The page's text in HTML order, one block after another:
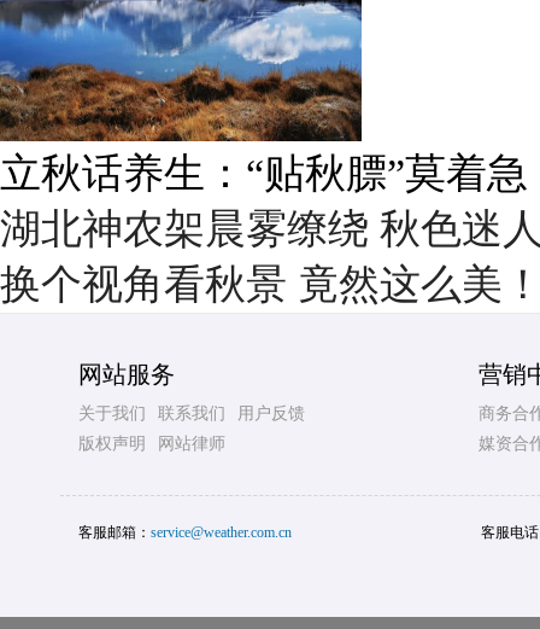
雨后峨眉沟壑尽显 金顶显真
湖北神农架晨雾缭绕 秋色迷
换个视角看秋景 竟然这么美
网站服务
关于我们 联系我们
用户反馈
版权声明
网站律师
营销
商务合
媒资合
客服邮箱： service@weather.com.cn 客服电